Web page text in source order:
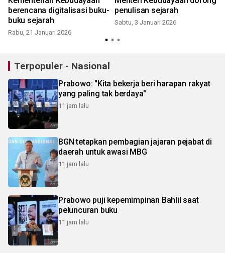
berencana digitalisasi buku-
buku sejarah
Rabu, 21 Januari 2026
penulisan sejarah
Sabtu, 3 Januari 2026
Terpopuler - Nasional
Prabowo: "Kita bekerja beri harapan rakyat
yang paling tak berdaya"
11 jam lalu
BGN tetapkan pembagian jajaran pejabat di
daerah untuk awasi MBG
11 jam lalu
Prabowo puji kepemimpinan Bahlil saat
peluncuran buku
11 jam lalu